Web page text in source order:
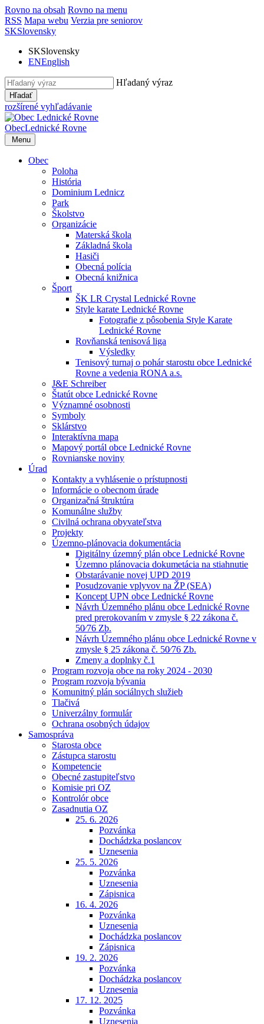
Rovno na obsah Rovno na menu
RSS Mapa webu Verzia pre seniorov
SKSlovensky
SKSlovensky
ENEnglish
Hľadaný výraz
Hľadať
rozšírené vyhľadávanie
ObecLednické Rovne
Menu
Obec
Poloha
História
Dominium Lednicz
Park
Školstvo
Organizácie
Materská škola
Základná škola
Hasiči
Obecná polícia
Obecná knižnica
Šport
ŠK LR Crystal Lednické Rovne
Style karate Lednické Rovne
Fotografie z pôsobenia Style Karate
Lednické Rovne
Rovňanská tenisová liga
Výsledky
Tenisový turnaj o pohár starostu obce Lednické
Rovne a vedenia RONA a.s.
J&E Schreiber
Štatút obce Lednické Rovne
Významné osobnosti
Symboly
Sklárstvo
Interaktívna mapa
Mapový portál obce Lednické Rovne
Rovnianske noviny
Úrad
Kontakty a vyhlásenie o prístupnosti
Informácie o obecnom úrade
Organizačná štruktúra
Komunálne služby
Civilná ochrana obyvateľstva
Projekty
Územno-plánovacia dokumentácia
Digitálny územný plán obce Lednické Rovne
Územno plánovacia dokumetácia na stiahnutie
Obstarávanie novej UPD 2019
Posudzovanie vplyvov na ŽP (SEA)
Koncept UPN obce Lednické Rovne
Návrh Územného plánu obce Lednické Rovne
pred prerokovaním v zmysle § 22 zákona č.
50⁄76 Zb.
Návrh Územného plánu obce Lednické Rovne v
zmysle § 25 zákona č. 50⁄76 Zb.
Zmeny a doplnky č.1
Program rozvoja obce na roky 2024 - 2030
Program rozvoja bývania
Komunitný plán sociálnych služieb
Tlačivá
Univerzálny formulár
Ochrana osobných údajov
Samospráva
Starosta obce
Zástupca starostu
Kompetencie
Obecné zastupiteľstvo
Komisie pri OZ
Kontrolór obce
Zasadnutia OZ
25. 6. 2026
Pozvánka
Dochádzka poslancov
Uznesenia
25. 5. 2026
Pozvánka
Uznesenia
Zápisnica
16. 4. 2026
Pozvánka
Uznesenia
Dochádzka poslancov
Zápisnica
19. 2. 2026
Pozvánka
Dochádzka poslancov
Uznesenia
17. 12. 2025
Pozvánka
Uznesenia